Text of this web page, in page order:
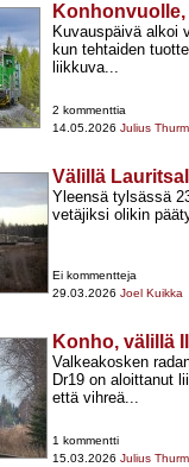
Kuvauspäivä alkoi
kun tehtaiden
liikkuva...
2 kommenttia
14.05.2026 Julius
Välillä
Yleensä tylsässä
vetäjiksi olikin
Ei kommentteja
29.03.2026 Joel Kuikka
Konho, välillä
Valkeakosken
Dr19 on aloittanut
että vihreä...
1 kommentti
15.03.2026 Julius